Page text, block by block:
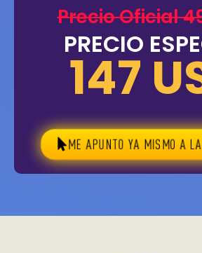
Precio Oficial
PRECIO
147
ME APUNTO YA MISMO A